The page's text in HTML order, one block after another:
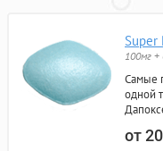
Super
100мг +
Самые
одной
от